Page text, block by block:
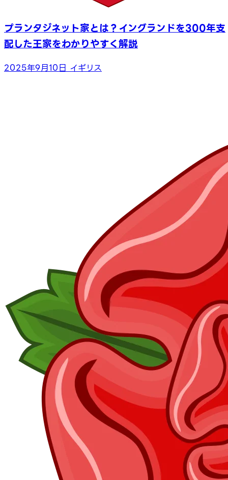
プランタジネット家とは？イングランドを300年支
配した王家をわかりやすく解説
2025年9月10日 イギリス